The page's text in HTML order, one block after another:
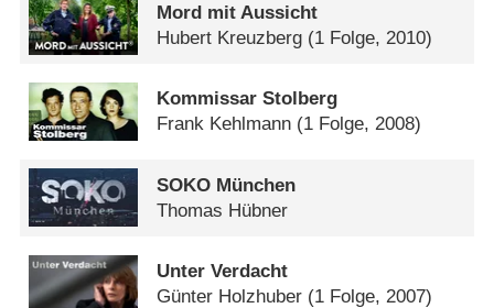
Mord mit Aussicht
Hubert Kreuzberg (1 Folge, 2010)
Kommissar Stolberg
Frank Kehlmann (1 Folge, 2008)
SOKO München
Thomas Hübner
Unter Verdacht
Günter Holzhuber (1 Folge, 2007)